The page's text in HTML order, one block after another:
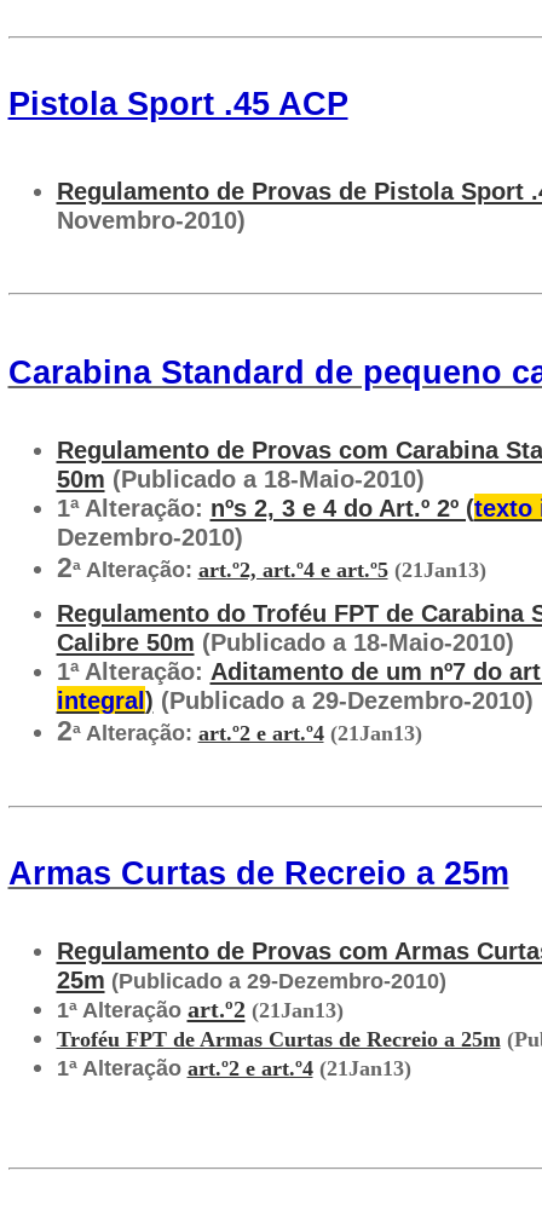
Pistola Sport .45 ACP
Regulamento de Provas de Pistola Sport
Novembro-2010)
Carabina Standard de pequeno
Regulamento de Provas com Carabina
50m (Publicado a 18-Maio-2010)
1ª Alteração: nºs 2, 3 e 4 do Art.º 2º (texto
Dezembro-2010)
2ª Alteração: art.º2, art.º4 e art.º5(21Jan13)
Regulamento do Troféu FPT de Carabina
Calibre 50m (Publicado a 18-Maio-2010)
1ª Alteração: Aditamento de um nº7 do
integral) (Publicado a 29-Dezembro-2010)
2ª Alteração: art.º2 e art.º4(21Jan13)
Armas Curtas de Recreio a 25m
Regulamento de Provas com Armas
25m (Publicado a 29-Dezembro-2010)
1ª Alteração art.º2 (21Jan13)
Troféu FPT de Armas Curtas de Recreio a 25m
1ª Alteração art.º2 e art.º4(21Jan13)